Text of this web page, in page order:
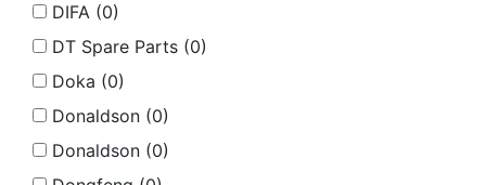
DIFA (0)
DT Spare Parts (0)
Doka (0)
Donaldson (0)
Donaldson (0)